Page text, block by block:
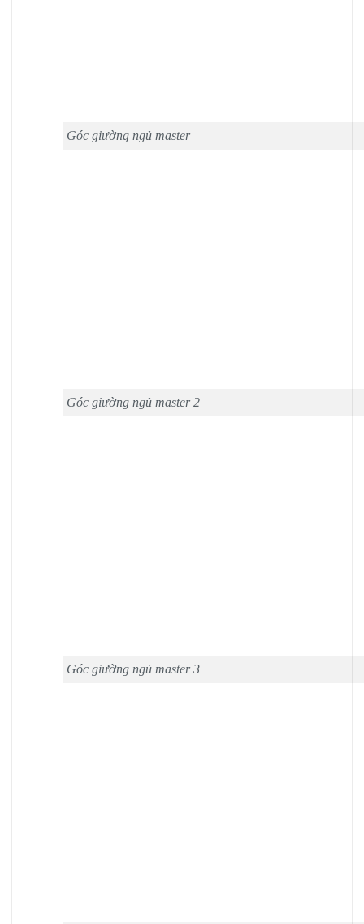
Góc giường ngủ master
Góc giường ngủ master 2
Góc giường ngủ master 3